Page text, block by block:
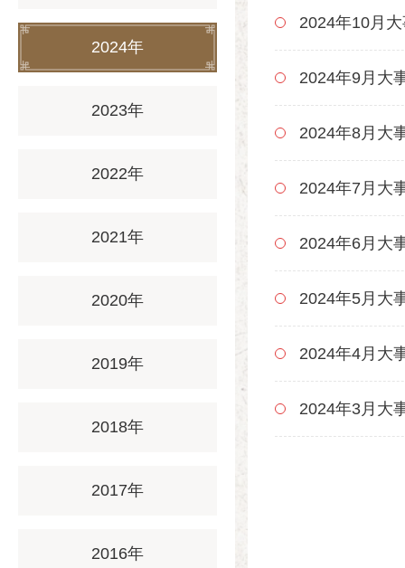
2024年
2023年
2022年
2021年
2020年
2019年
2018年
2017年
2016年
2024年10月
2024年9月大
2024年8月大
2024年7月大
2024年6月大
2024年5月大
2024年4月大
2024年3月大